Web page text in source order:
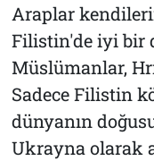
Araplar
Filistin'de iyi bir
Müslümanlar,
Sadece Filistin
dünyanın
Ukrayna olarak